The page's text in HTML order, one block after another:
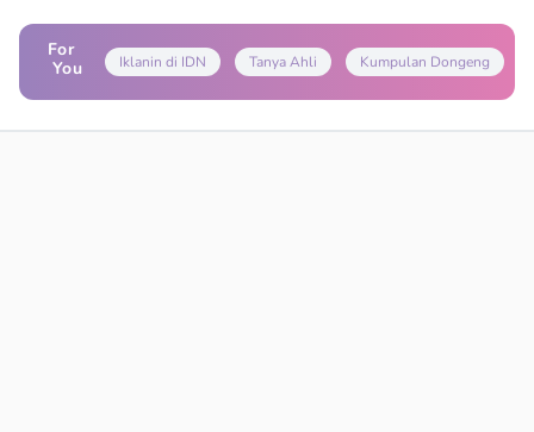
For
You
Iklanin di IDN Tanya Ahli Kumpulan Dongeng